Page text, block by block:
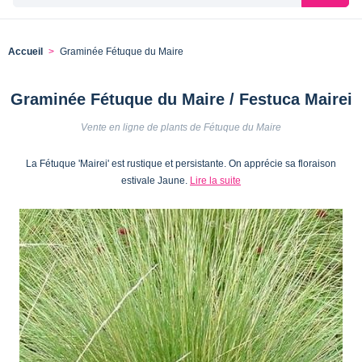
Accueil Graminée Fétuque du Maire
Graminée Fétuque du Maire / Festuca Mairei
Vente en ligne de plants de Fétuque du Maire
La Fétuque 'Mairei' est rustique et persistante. On apprécie sa floraison
estivale Jaune. Lire la suite